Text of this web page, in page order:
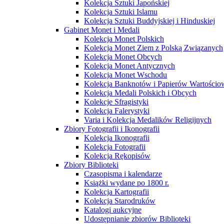
Kolekcja Sztuki Japońskiej
Kolekcja Sztuki Islamu
Kolekcja Sztuki Buddyjskiej i Hinduskiej
Gabinet Monet i Medali
Kolekcja Monet Polskich
Kolekcja Monet Ziem z Polską Związanych
Kolekcja Monet Obcych
Kolekcja Monet Antycznych
Kolekcja Monet Wschodu
Kolekcja Banknotów i Papierów
Kolekcja Medali Polskich i Obcych
Kolekcje Sfragistyki
Kolekcja Falerystyki
Varia i Kolekcja Medalików Religijnych
Zbiory Fotografii i Ikonografii
Kolekcja Ikonografii
Kolekcja Fotografii
Kolekcja Rękopisów
Zbiory Biblioteki
Czasopisma i kalendarze
Książki wydane po 1800 r.
Kolekcja Kartografii
Kolekcja Starodruków
Katalogi aukcyjne
Udostępnianie zbiorów Biblioteki